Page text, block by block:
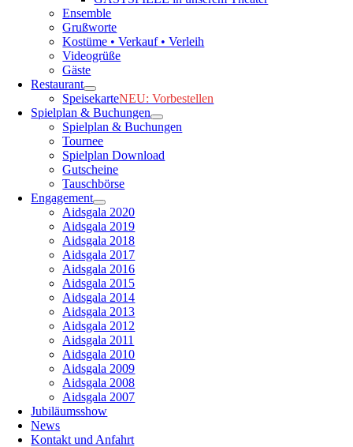
Ensemble
Grußworte
Kostüme • Verkauf • Verleih
Videogrüße
Gäste
Restaurant
SpeisekarteNEU: Vorbestellen
Spielplan & Buchungen
Spielplan & Buchungen
Tournee
Spielplan Download
Gutscheine
Tauschbörse
Engagement
Aidsgala 2020
Aidsgala 2019
Aidsgala 2018
Aidsgala 2017
Aidsgala 2016
Aidsgala 2015
Aidsgala 2014
Aidsgala 2013
Aidsgala 2012
Aidsgala 2011
Aidsgala 2010
Aidsgala 2009
Aidsgala 2008
Aidsgala 2007
Jubiläumsshow
News
Kontakt und Anfahrt